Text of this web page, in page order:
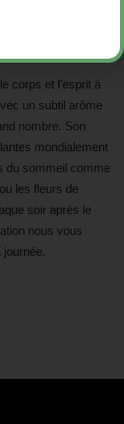
corps et l’esprit à
un subtil arôme
nombre. Son
mondialement
du sommeil comme
les fleurs de
soir après le
nous vous
journée.